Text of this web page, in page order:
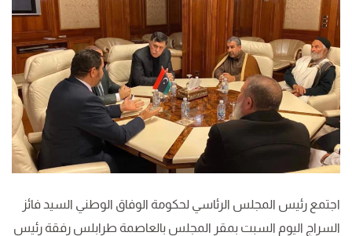
اجتمع رئيس المجلس الرئاسي لحكومة الوفاق الوطني السيد فائز
السراج اليوم السبت بمقر المجلس بالعاصمة طرابلس رفقة رئيس